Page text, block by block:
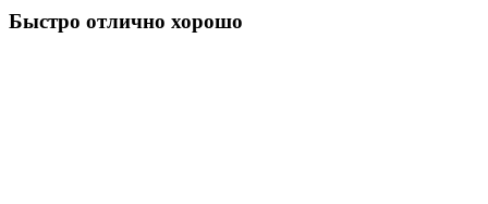
Быстро отлично хорошо